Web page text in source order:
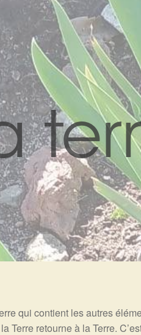
qui contient les autres
Terre retourne à la Terre.